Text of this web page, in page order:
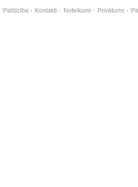
Palīdzība Kontakti Noteikumi Privātums